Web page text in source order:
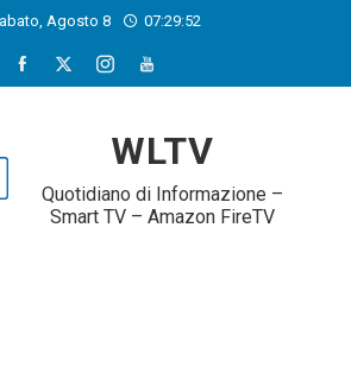
Agosto 8 07:29:53
WLTV
Quotidiano di Informazione –
Smart TV – Amazon FireTV